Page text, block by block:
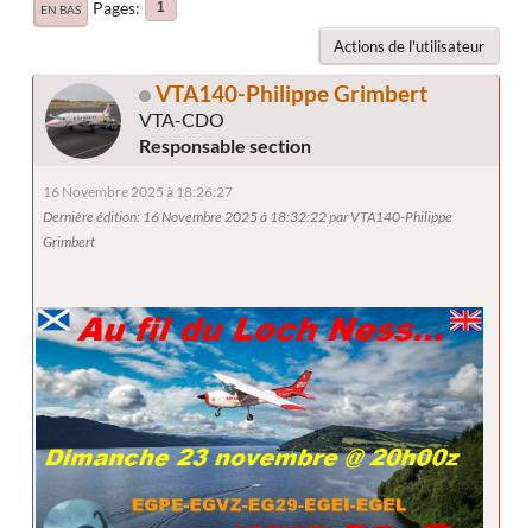
EN BAS Pages 1
Actions de l'utilisateur
VTA140-Philippe Grimbert
VTA-CDO
Responsable section
16 Novembre 2025 à 18:26:27
Dernière édition: 16 Novembre 2025 à 18:32:22 par VTA140-Philippe
Grimbert